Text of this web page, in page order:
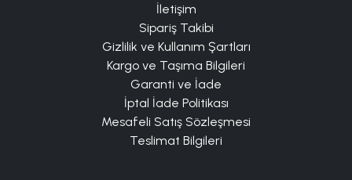
İletişim
Sipariş Takibi
Gizlilik ve Kullanım Şartları
Kargo ve Taşıma Bilgileri
Garanti ve İade
İptal İade Politikası
Mesafeli Satış Sözleşmesi
Teslimat Bilgileri